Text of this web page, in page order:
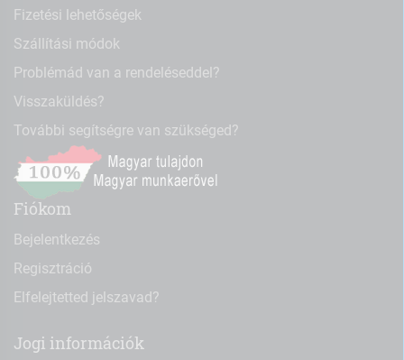
Fizetési lehetőségek
Szállítási módok
Problémád van a rendeléseddel?
Visszaküldés?
További segítségre van szükséged?
Fiókom
Bejelentkezés
Regisztráció
Elfelejtetted jelszavad?
Jogi információk